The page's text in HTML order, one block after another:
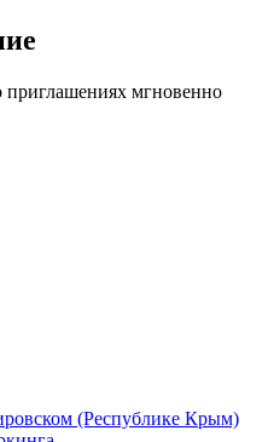
приглашениях мгновенно
(Республике Крым)